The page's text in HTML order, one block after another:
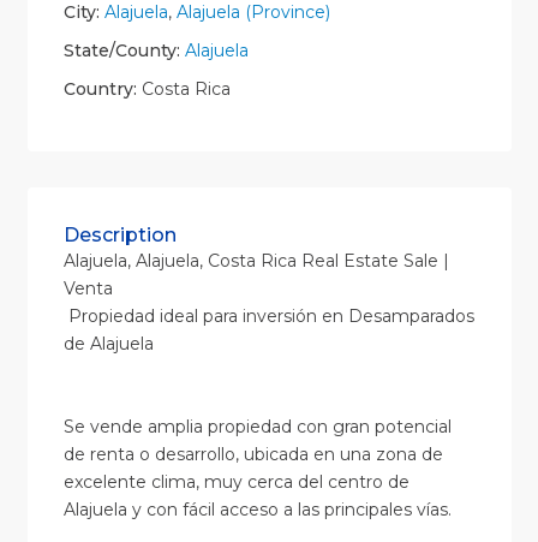
City: Alajuela, Alajuela (Province)
State/County: Alajuela
Country: Costa Rica
Description
Alajuela, Alajuela, Costa Rica Real Estate Sale |
Venta
Propiedad ideal para inversión en Desamparados
de Alajuela
Se vende amplia propiedad con gran potencial
de renta o desarrollo, ubicada en una zona de
excelente clima, muy cerca del centro de
Alajuela y con fácil acceso a las principales vías.